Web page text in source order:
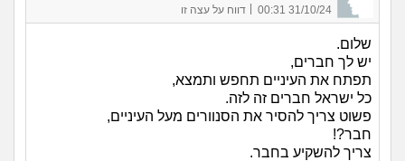
31/10/24 00:31
| דווח על עצה זו
שלום.
יש לך חברים,
תפתח את העיניים תחפש ותמצא,
כל ישראל חברים זה לזה.
פשוט צריך להסיר את הסנוורים מעל העיניים,
חבר?!
צריך להשקיע בחבר.